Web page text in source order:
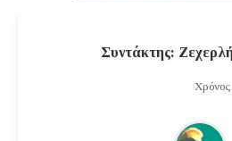
Συντάκτης: